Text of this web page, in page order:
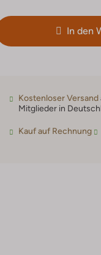
In den
Kostenloser Versand
Mitglieder in
Kauf auf Rechnung